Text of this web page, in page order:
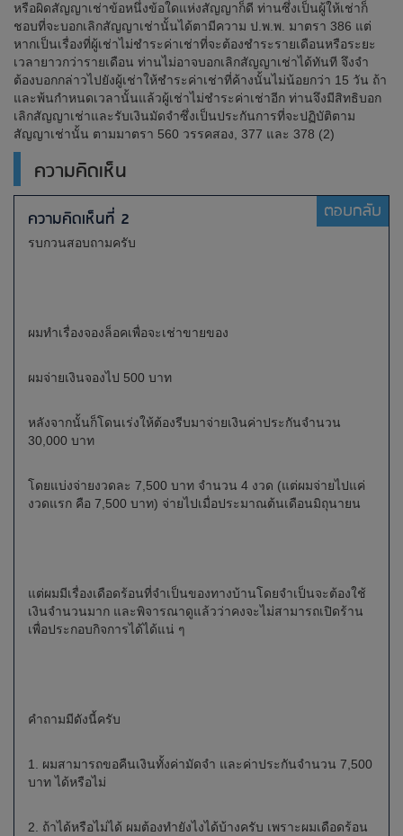
หรือผิดสัญญาเช่าข้อหนึ่งข้อใดแห่งสัญญาก็ดี ท่านซึ่งเป็นผู้ให้เช่าก็
ชอบที่จะบอกเลิกสัญญาเช่านั้นได้ตามีความ ป.พ.พ. มาตรา 386 แต่
หากเป็นเรื่องที่ผู้เช่าไม่ชำระค่าเช่าที่จะต้องชำระรายเดือนหรือระยะ
เวลายาวกว่ารายเดือน ท่านไม่อาจบอกเลิกสัญญาเช่าได้ทันที จึงจำ
ต้องบอกกล่าวไปยังผู้เช่าให้ชำระค่าเช่าที่ค้างนั้นไม่น้อยกว่า 15 วัน ถ้า
และพ้นกำหนดเวลานั้นแล้วผู้เช่าไม่ชำระค่าเช่าอีก ท่านจึงมีสิทธิบอก
เลิกสัญญาเช่าและรับเงินมัดจำซึ่งเป็นประกันการที่จะปฏิบัติตาม
สัญญาเช่านั้น ตามมาตรา 560 วรรคสอง, 377 และ 378 (2)
ความคิดเห็น
ความคิดเห็นที่ 2 ตอบกลับ
รบกวนสอบถามครับ
ผมทำเรื่องจองล็อคเพื่อจะเช่าขายของ
ผมจ่ายเงินจองไป 500 บาท
หลังจากนั้นก็โดนเร่งให้ต้องรีบมาจ่ายเงินค่าประกันจำนวน
30,000 บาท
โดยแบ่งจ่ายงวดละ 7,500 บาท จำนวน 4 งวด (แต่ผมจ่ายไปแค่
งวดแรก คือ 7,500 บาท) จ่ายไปเมื่อประมาณต้นเดือนมิถุนายน
แต่ผมมีเรื่องเดือดร้อนที่จำเป็นของทางบ้านโดยจำเป็นจะต้องใช้
เงินจำนวนมาก และพิจารณาดูแล้วว่าคงจะไม่สามารถเปิดร้าน
เพื่อประกอบกิจการได้ได้แน่ ๆ
คำถามมีดังนี้ครับ
1. ผมสามารถขอคืนเงินทั้งค่ามัดจำ และค่าประกันจำนวน 7,500
บาท ได้หรือไม่
2. ถ้าได้หรือไม่ได้ ผมต้องทำยังไงได้บ้างครับ เพราะผมเดือดร้อน